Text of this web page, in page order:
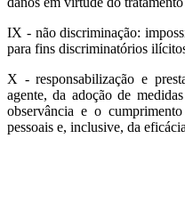
IX - não discriminação:
para fins discriminatórios
X - responsabilização e
agente, da adoção de
observância e o
pessoais e, inclusive, da